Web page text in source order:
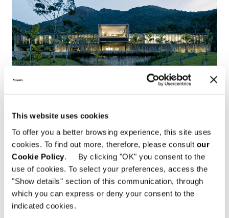
This website uses cookies
To offer you a better browsing experience, this site uses
cookies. To find out more, therefore, please consult our
Cookie Policy. By clicking "OK" you consent to the
use of cookies. To select your preferences, access the
"Show details" section of this communication, through
which you can express or deny your consent to the
indicated cookies.
Brasil, Jn House
FIND OUT MORE